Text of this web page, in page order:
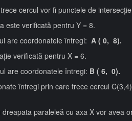
cercul vor fi punctele de
este verificată pentru Y = 8.
are coordonatele întregi: A ( 0, 8).
verificată pentru X = 6.
are coordonatele întregi: B ( 6, 0).
întregi prin care trece cercul
paraleleă cu axa X vor avea